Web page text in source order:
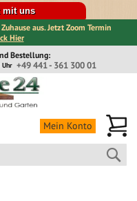
mit uns
aus. Jetzt Zoom Termin
Hier
Bestellung:
+49 441 - 361 300 01
Mein Konto